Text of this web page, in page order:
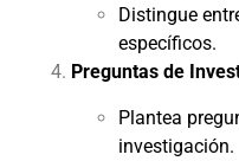
Distingue
específicos.
Preguntas de
Plantea
investigación.